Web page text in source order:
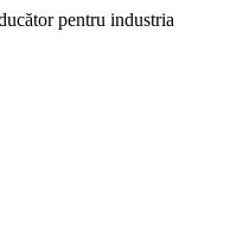
pentru industria